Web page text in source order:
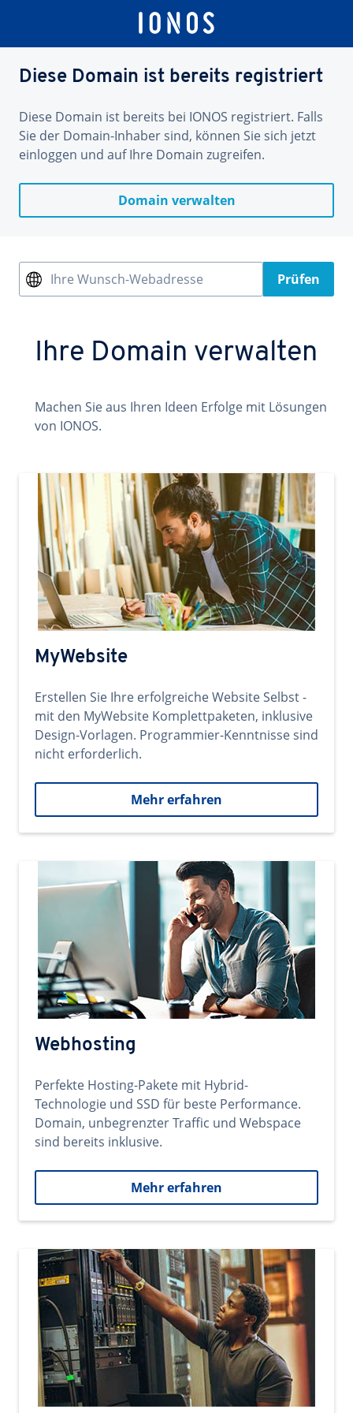
Diese Domain ist bereits registriert
Diese Domain ist bereits bei IONOS registriert. Falls
Sie der Domain-Inhaber sind, können Sie sich jetzt
einloggen und auf Ihre Domain zugreifen.
Domain verwalten
Ihre Wunsch-Webadresse Prüfen
Ihre Domain verwalten
Machen Sie aus Ihren Ideen Erfolge mit Lösungen
von IONOS.
MyWebsite
Erstellen Sie Ihre erfolgreiche Website Selbst -
mit den MyWebsite Komplettpaketen, inklusive
Design-Vorlagen. Programmier-Kenntnisse sind
nicht erforderlich.
Mehr erfahren
Webhosting
Perfekte Hosting-Pakete mit Hybrid-
Technologie und SSD für beste Performance.
Domain, unbegrenzter Traffic und Webspace
sind bereits inklusive.
Mehr erfahren